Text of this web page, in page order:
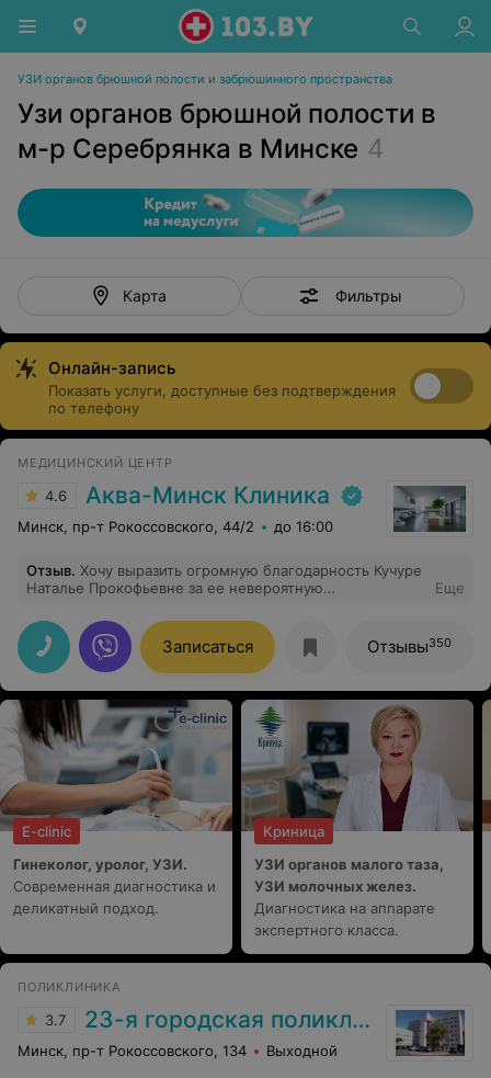
УЗИ органов брюшной полости и забрюшинного пространства
Узи органов брюшной полости в
м-р Серебрянка в Минске 4
Карта Фильтры
Онлайн-запись
Показать услуги, доступные без подтверждения
по телефону
МЕДИЦИНСКИЙ ЦЕНТР
4.6 Аква-Минск Клиника
Минск, пр-т Рокоссовского, 44/2 до 16:00
Отзыв. Хочу выразить огромную благодарность Кучуре
Наталье Прокофьевне за ее невероятную
и, конечно, высокий уровень профессионализма.
Желаю вам крепкого здоровья и прекрасного
настроения! Благодарю вас!
Еще
Записаться Отзывы350
E-clinic
Гинеколог, уролог, УЗИ.
Современная диагностика и
деликатный подход.
Криница
УЗИ органов малого таза,
УЗИ молочных желез.
Диагностика на аппарате
экспертного класса.
ПОЛИКЛИНИКА
3.7 23-я городская поликлиника
Минск, пр-т Рокоссовского, 134 Выходной